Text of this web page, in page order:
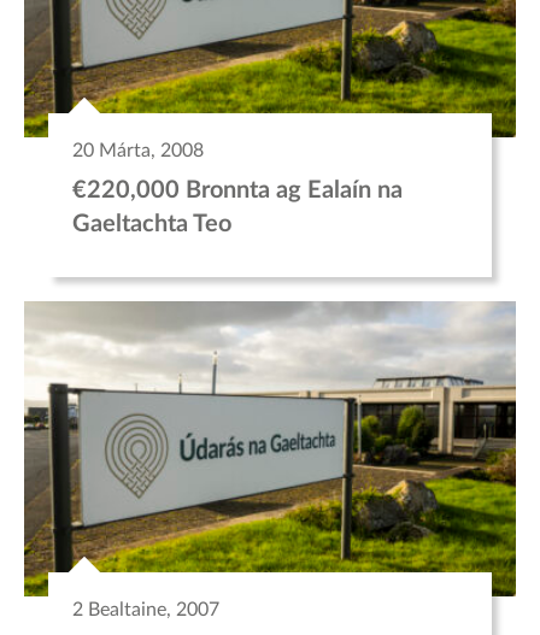
20 Márta, 2008
€220,000 Bronnta ag Ealaín na
Gaeltachta Teo
2 Bealtaine, 2007